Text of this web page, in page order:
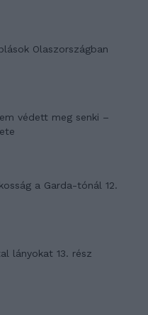
Olaszországban
védett meg senki –
a Garda-tónál 12.
lányokat 13. rész